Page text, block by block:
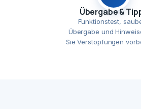
Übergabe &
Funktionstest,
Übergabe und
Sie Verstopfungen